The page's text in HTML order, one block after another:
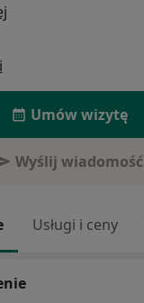
Umów wizytę
Wyślij wiadomość
Usługi i ceny